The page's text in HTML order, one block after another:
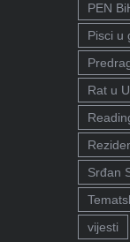
PEN
Pisci u
Rat u
Srđan
vijesti